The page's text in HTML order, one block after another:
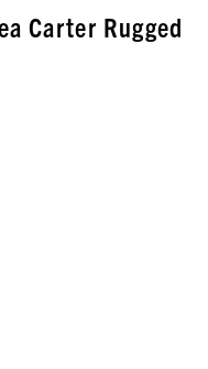
Carter Rugged